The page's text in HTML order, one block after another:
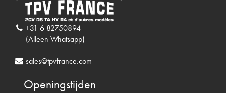
+31 6 82750894
(Alleen Whatsapp)
sales@tpvfrance.com
Openingstijden